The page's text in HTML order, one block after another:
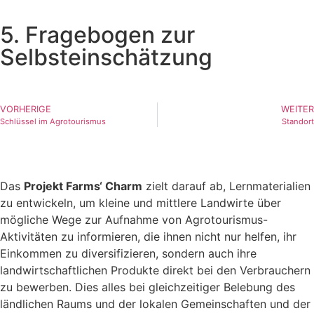
5. Fragebogen zur
Selbsteinschätzung
VORHERIGE
Schlüssel im Agrotourismus
WEITER
Standort
Das Projekt Farms‘ Charm zielt darauf ab, Lernmaterialien
zu entwickeln, um kleine und mittlere Landwirte über
mögliche Wege zur Aufnahme von Agrotourismus-
Aktivitäten zu informieren, die ihnen nicht nur helfen, ihr
Einkommen zu diversifizieren, sondern auch ihre
landwirtschaftlichen Produkte direkt bei den Verbrauchern
zu bewerben. Dies alles bei gleichzeitiger Belebung des
ländlichen Raums und der lokalen Gemeinschaften und der